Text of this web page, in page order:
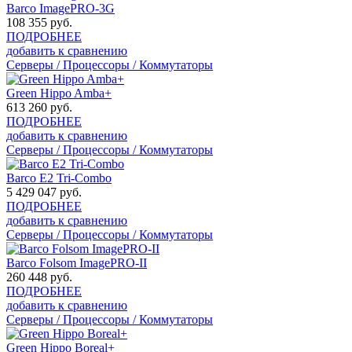
Barco ImagePRO-3G
108 355 руб.
ПОДРОБНЕЕ
добавить к сравнению
Серверы / Процессоры / Коммутаторы
Green Hippo Amba+
613 260 руб.
ПОДРОБНЕЕ
добавить к сравнению
Серверы / Процессоры / Коммутаторы
Barco E2 Tri-Combo
5 429 047 руб.
ПОДРОБНЕЕ
добавить к сравнению
Серверы / Процессоры / Коммутаторы
Barco Folsom ImagePRO-II
260 448 руб.
ПОДРОБНЕЕ
добавить к сравнению
Серверы / Процессоры / Коммутаторы
Green Hippo Boreal+